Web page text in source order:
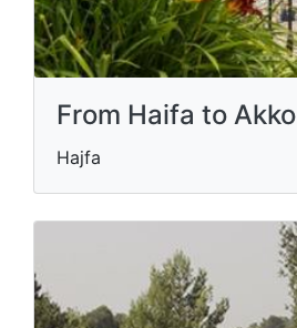
From Haifa to Akko
Hajfa